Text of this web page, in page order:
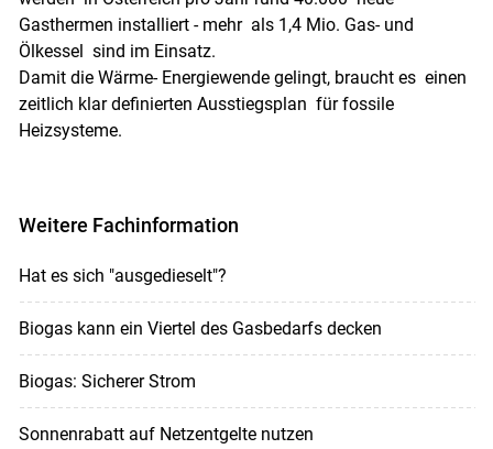
Gasthermen installiert - mehr als 1,4 Mio. Gas- und
Ölkessel sind im Einsatz.
Damit die Wärme- Energiewende gelingt, braucht es einen
zeitlich klar definierten Ausstiegsplan für fossile
Heizsysteme.
Weitere Fachinformation
Hat es sich "ausgedieselt"?
Biogas kann ein Viertel des Gasbedarfs decken
Biogas: Sicherer Strom
Sonnenrabatt auf Netzentgelte nutzen